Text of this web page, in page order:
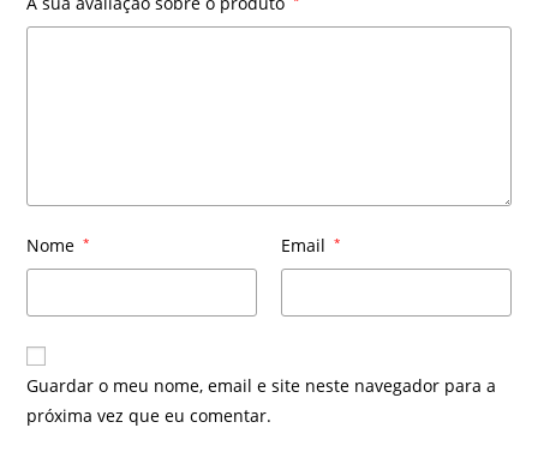
Nome * Email *
Guardar o meu nome, email e site neste navegador para a
próxima vez que eu comentar.